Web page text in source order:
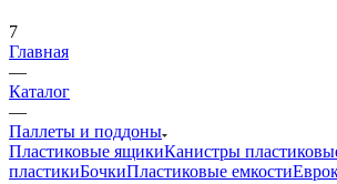
7
Главная
—
Каталог
—
Паллеты и поддоны
Пластиковые ящикиКанистры
пластикиБочкиПластиковые емкости